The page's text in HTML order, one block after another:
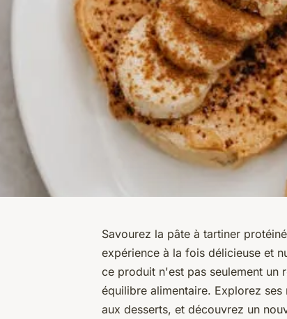
Savourez la pâte à tartiner
expérience à la fois délicieuse et
ce produit n'est pas seulement un
équilibre alimentaire. Explorez
aux desserts, et découvrez un